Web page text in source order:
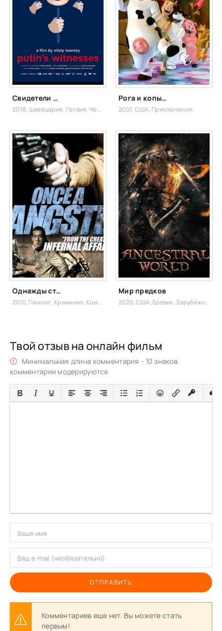
Свидетели Путина
2018, Швейцария, Латвия, Чехия, Документальный
Рога и копыта: Возвращение
2007, США, Приключения,
Однажды став гангстером
2010, Гонконг, Криминал, Комедия,
Мир предков
2020, США, Боевик, Зарубежный
Твой отзыв на онлайн фильм
Минимальная длина комментария - 10 знаков.
комментарии модерируются
ОТПРАВИТЬ
Комментариев еще нет. Вы можете стать
первым!